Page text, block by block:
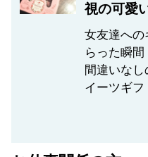
視の可愛
女友達への
らった瞬
間違いな
イーツギフ